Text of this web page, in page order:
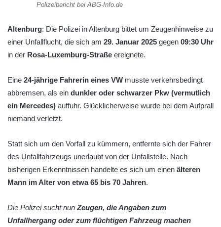
Polizeibericht bei ABG-Info.de
Altenburg: Die Polizei in Altenburg bittet um Zeugenhinweise zu
einer Unfallflucht, die sich am 29. Januar 2025 gegen 09:30 Uhr
in der Rosa-Luxemburg-Straße ereignete.
Eine 24-jährige Fahrerin eines VW musste verkehrsbedingt
abbremsen, als ein dunkler oder schwarzer Pkw (vermutlich
ein Mercedes) auffuhr. Glücklicherweise wurde bei dem Aufprall
niemand verletzt.
Statt sich um den Vorfall zu kümmern, entfernte sich der Fahrer
des Unfallfahrzeugs unerlaubt von der Unfallstelle. Nach
bisherigen Erkenntnissen handelte es sich um einen älteren
Mann im Alter von etwa 65 bis 70 Jahren.
Die Polizei sucht nun Zeugen, die Angaben zum
Unfallhergang oder zum flüchtigen Fahrzeug machen